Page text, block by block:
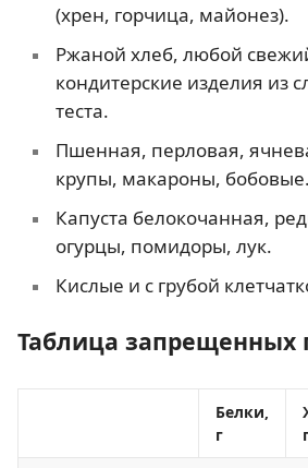
(хрен, горчица, майонез).
Ржаной хлеб, любой
кондитерские изделия из
теста.
Пшенная, перловая,
крупы, макароны, бобовые.
Капуста белокочанная,
огурцы, помидоры, лук.
Кислые и с грубой
Таблица запрещенных
Белки,
г